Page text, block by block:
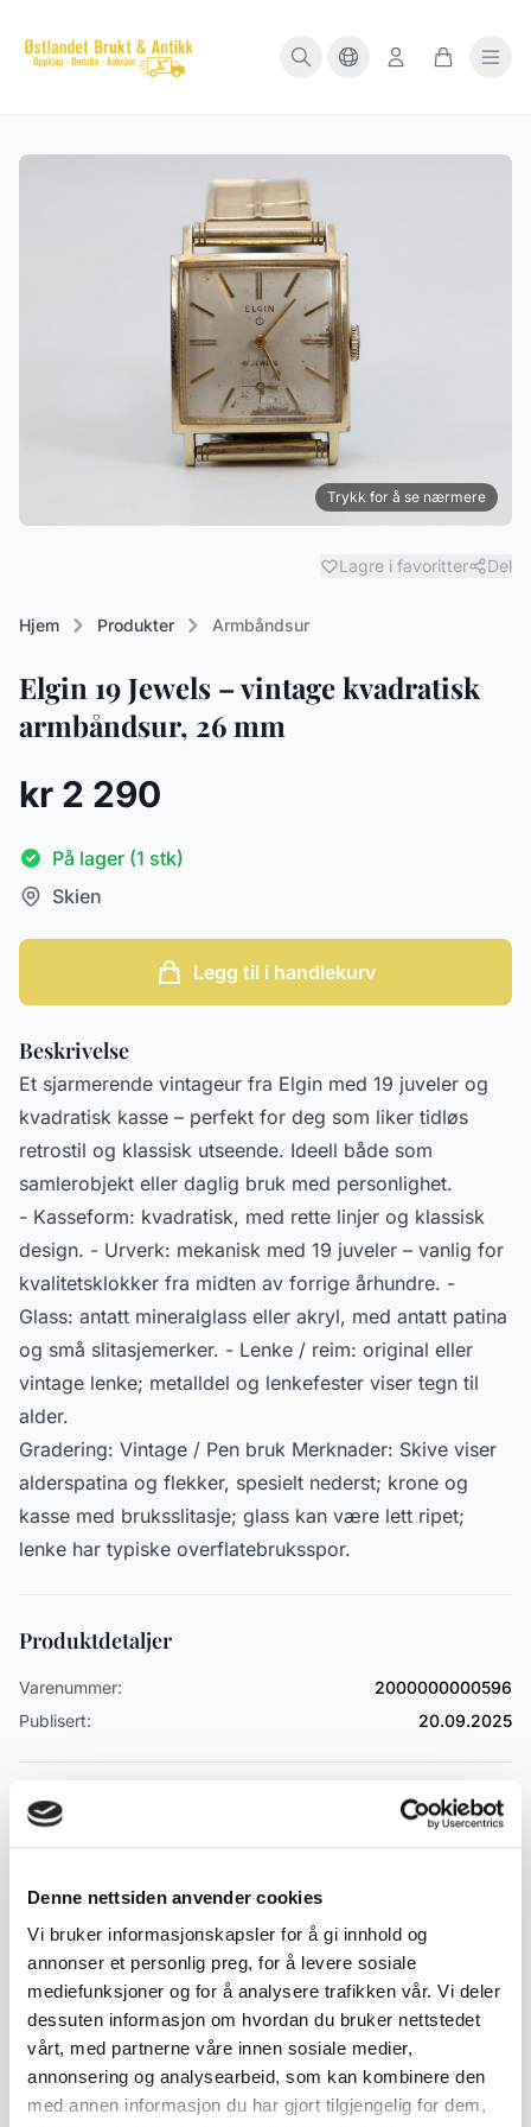
Denne nettsiden anvender cookies
Vi bruker informasjonskapsler for å gi innhold og
annonser et personlig preg, for å levere sosiale
mediefunksjoner og for å analysere trafikken vår. Vi deler
dessuten informasjon om hvordan du bruker nettstedet
vårt, med partnerne våre innen sosiale medier,
annonsering og analysearbeid, som kan kombinere den
med annen informasjon du har gjort tilgjengelig for dem,
Trykk for å se nærmere
Lagre i favoritter Del
Hjem Produkter Armbåndsur
Elgin 19 Jewels – vintage kvadratisk
armbåndsur, 26 mm
kr 2 290
På lager (1 stk)
Skien
Legg til i handlekurv
Beskrivelse
Et sjarmerende vintageur fra Elgin med 19 juveler og
kvadratisk kasse – perfekt for deg som liker tidløs
retrostil og klassisk utseende. Ideell både som
samlerobjekt eller daglig bruk med personlighet.
- Kasseform: kvadratisk, med rette linjer og klassisk
design. - Urverk: mekanisk med 19 juveler – vanlig for
kvalitetsklokker fra midten av forrige århundre. -
Glass: antatt mineralglass eller akryl, med antatt patina
og små slitasjemerker. - Lenke / reim: original eller
vintage lenke; metalldel og lenkefester viser tegn til
alder.
Gradering: Vintage / Pen bruk Merknader: Skive viser
alderspatina og flekker, spesielt nederst; krone og
kasse med bruksslitasje; glass kan være lett ripet;
lenke har typiske overflatebruksspor.
Produktdetaljer
Varenummer:
2000000000596
Publisert:
20.09.2025
Emneord
Lignende produkter
Andre produkter som kan interessere deg
Se alle i Armbåndsur